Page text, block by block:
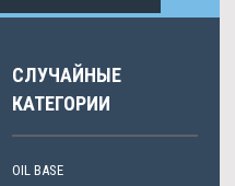
СЛУЧАЙНЫЕ
КАТЕГОРИИ
OIL BASE